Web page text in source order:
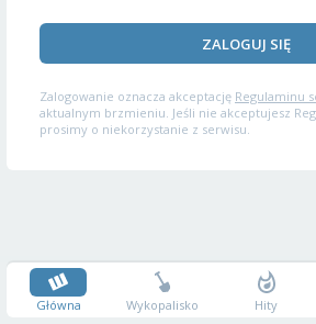
ZALOGUJ SIĘ
Zalogowanie oznacza akceptację Regulaminu
aktualnym brzmieniu. Jeśli nie akceptujesz
prosimy o niekorzystanie z serwisu.
Główna Wykopalisko Hity